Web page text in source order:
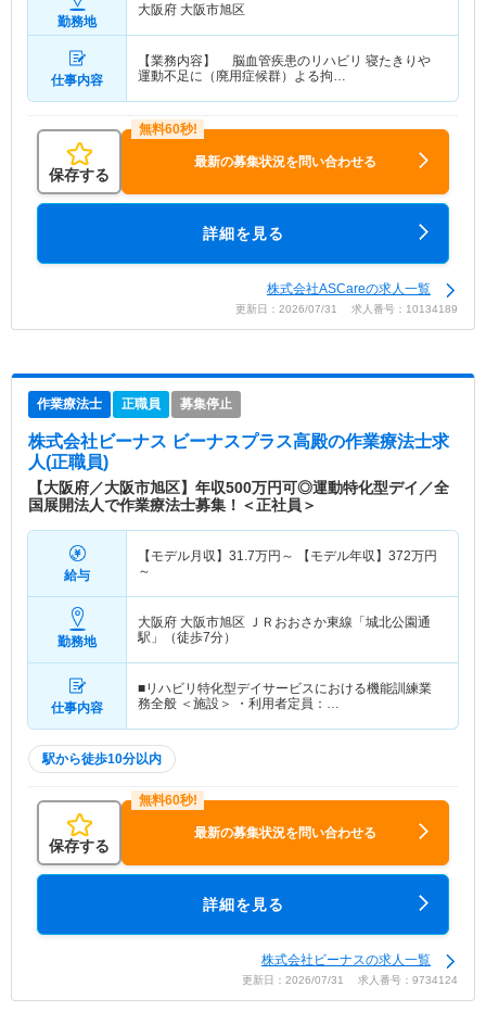
勤務地
大阪府 大阪市旭区
仕事内容
【業務内容】 脳血管疾患のリハビリ 寝たきりや
運動不足に（廃用症候群）よる拘…
保存する
最新の募集状況を問い合わせる
詳細を見る
株式会社ASCareの求人一覧
更新日：2026/07/31 求人番号：10134189
作業療法士 正職員 募集停止
株式会社ビーナス ビーナスプラス高殿の作業療法士求
人(正職員)
【大阪府／大阪市旭区】年収500万円可◎運動特化型デイ／全
国展開法人で作業療法士募集！＜正社員＞
給与
【モデル月収】 31.7万円～ 【モデル年収】 372万円
～
勤務地
大阪府 大阪市旭区 ＪＲおおさか東線「城北公園通
駅」（徒歩7分）
仕事内容
■リハビリ特化型デイサービスにおける機能訓練業
務全般 ＜施設＞ ・利用者定員：…
駅から徒歩10分以内
保存する
最新の募集状況を問い合わせる
詳細を見る
株式会社ビーナスの求人一覧
更新日：2026/07/31 求人番号：9734124